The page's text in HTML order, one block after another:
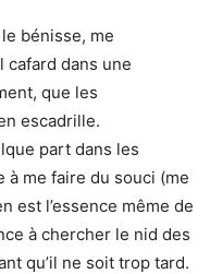
bénisse, me
cafard dans une
que les
escadrille.
part dans les
à me faire du souci (me
est l’essence même de
à chercher le nid des
qu’il ne soit trop tard.